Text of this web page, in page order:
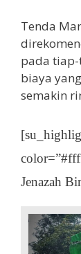
Tenda
pada tiap-
biaya
semakin
Jenazah